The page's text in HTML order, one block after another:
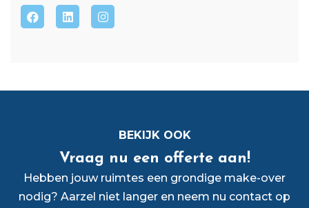
BEKIJK OOK
Vraag nu een offerte aan!
Hebben jouw ruimtes een grondige make-over
nodig? Aarzel niet langer en neem nu contact op